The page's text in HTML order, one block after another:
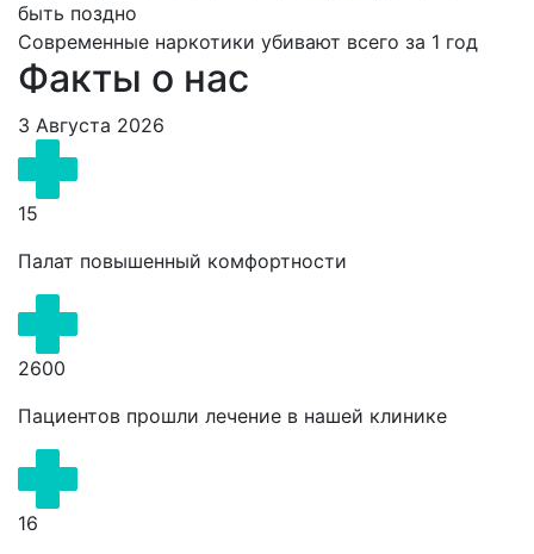
быть поздно
Современные наркотики убивают всего за 1 год
Факты о нас
3 Августа 2026
15
Палат повышенный комфортности
2600
Пациентов прошли лечение в нашей клинике
16